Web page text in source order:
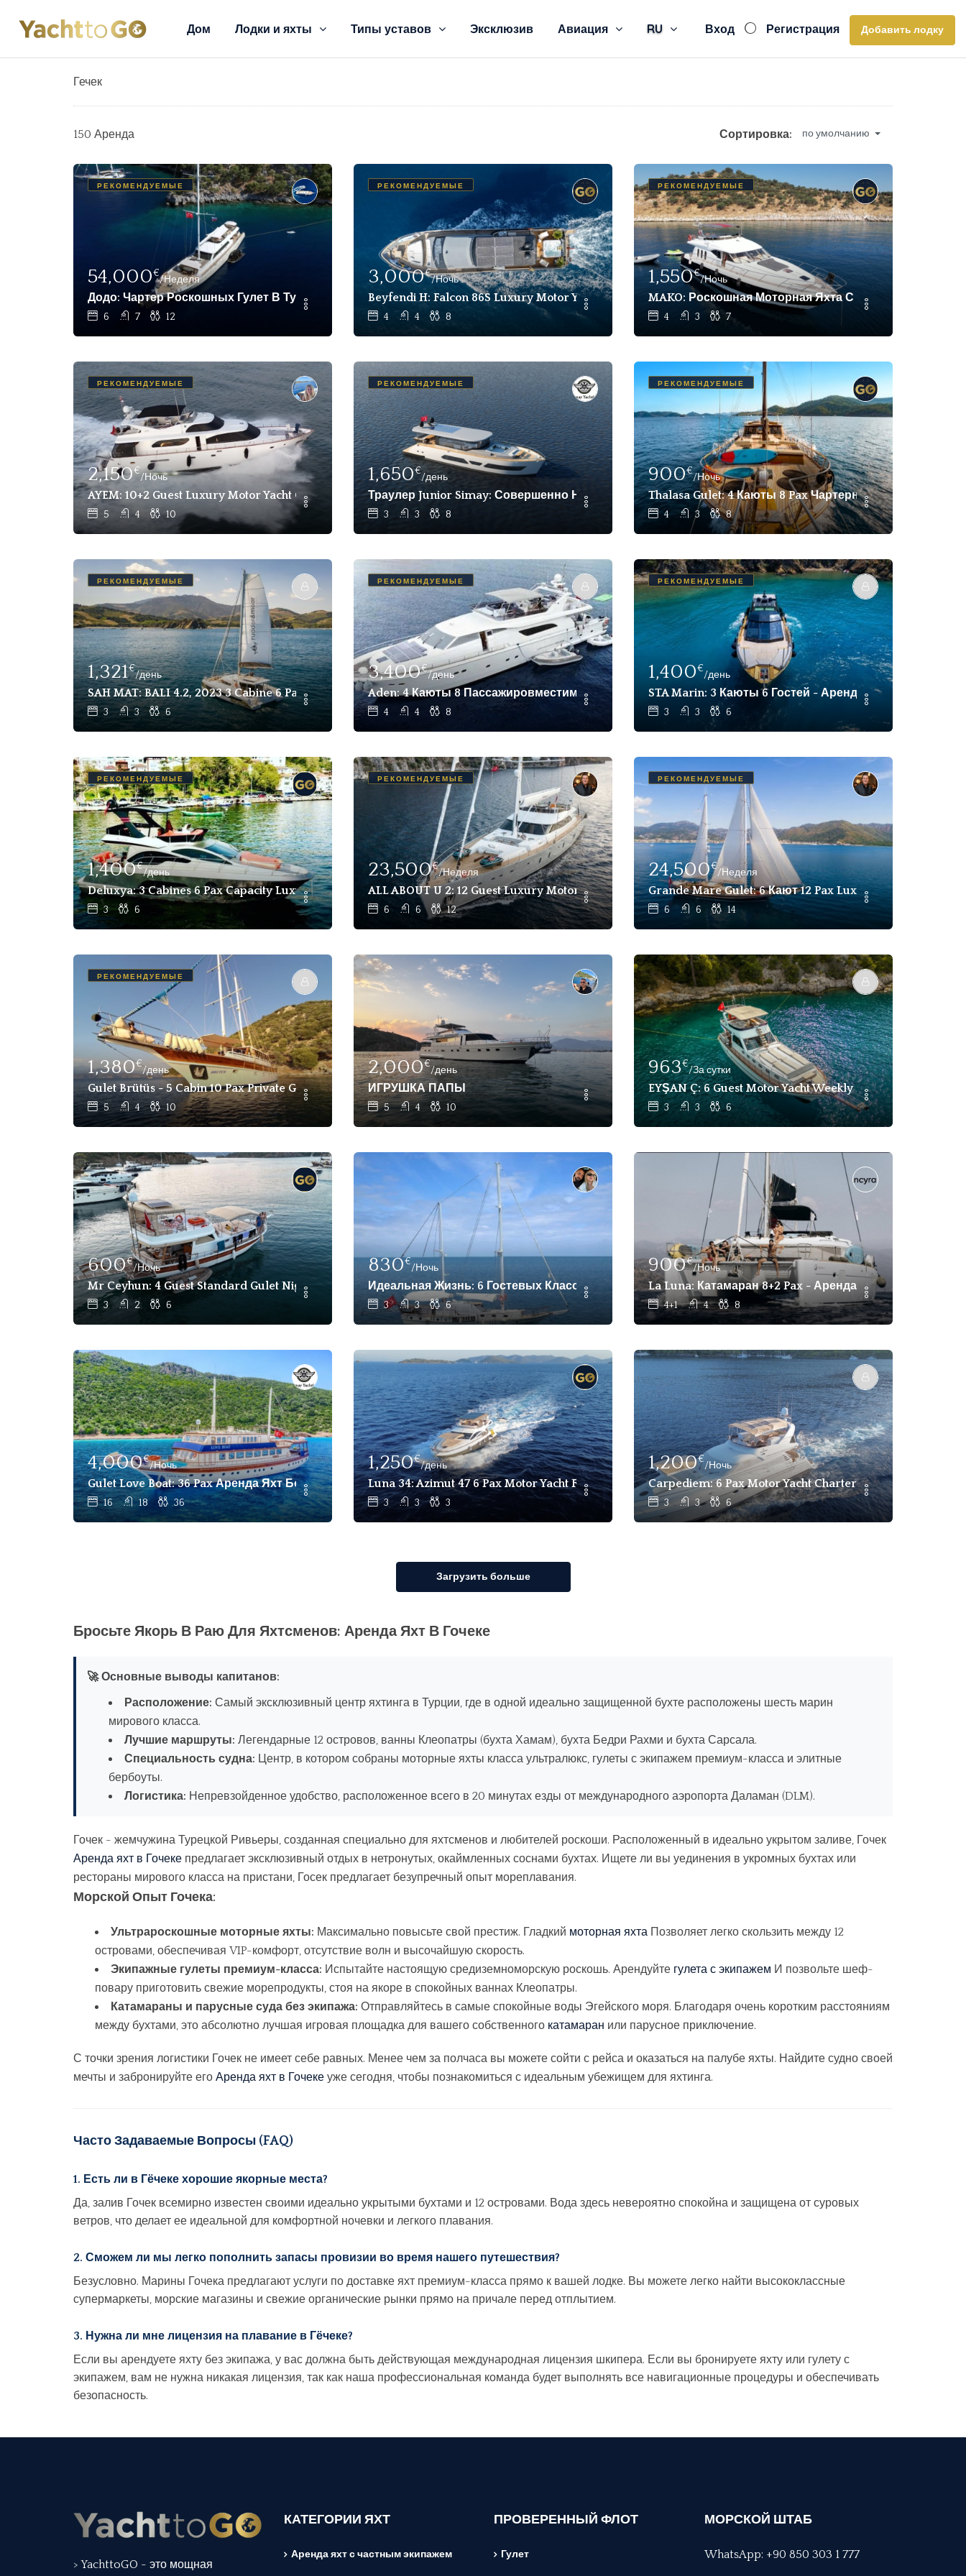
Дом Лодки и яхты Типы уставов Эксклюзив Авиация RU Вход Регистрация Добавить лодку
Гечек
150 Аренда Сортировка: по умолчанию
РЕКОМЕНДУЕМЫЕ
54,000€
/Неделя
Додо: Чартер Роскошных Гулет В Турции | 12 Чел. 6 Коттедж Фейтье, Бодрум
6 7 12
РЕКОМЕНДУЕМЫЕ
3,000€
/Ночь
Beyfendi H: Falcon 86S Luxury Motor Yacht В Аренду На Неделю С Экипажем Гёчек
4 4 8
РЕКОМЕНДУЕМЫЕ
1,550€
/Ночь
MAKO: Роскошная Моторная Яхта С Экипажем На 7
4 3 7
РЕКОМЕНДУЕМЫЕ
2,150€
/Ночь
AYEM: 10+2 Guest Luxury Motor Yacht Charter Gocek (All-Female Crew)
5 4 10
РЕКОМЕНДУЕМЫЕ
1,650€
/день
Траулер Junior Simay: Совершенно Новая 2024 Яхта Для Аренды В Фетхие И Гёчеке
3 3 8
РЕКОМЕНДУЕМЫЕ
900€
/Ночь
Thalasa Gulet: 4 Каюты 8 Pax Чартерная Яхта Гёчек,
4 3 8
РЕКОМЕНДУЕМЫЕ
1,321€
/день
SAH MAT: BALI 4.2, 2023 3 Cabine 6 Pax Private Catamaran В Аренду В Gocek, Fethiye
3 3 6
РЕКОМЕНДУЕМЫЕ
3,400€
/день
Aden: 4 Каюты 8 Пассажировместимость Роскошная Моторная Яхта Чартер Бодрум
4 4 8
РЕКОМЕНДУЕМЫЕ
1,400€
/день
STA Marin: 3 Каюты 6 Гостей - Аренда Моторной Яхты
3 3 6
РЕКОМЕНДУЕМЫЕ
1,400€
/день
Deluxya: 3 Cabines 6 Pax Capacity Luxury Motor Yacht For Charter
3 6
РЕКОМЕНДУЕМЫЕ
23,500€
/Неделя
ALL ABOUT U 2: 12 Guest Luxury Motor Sailer Weekly Charter Marmaris
6 6 12
РЕКОМЕНДУЕМЫЕ
24,500€
/Неделя
Grande Mare Gulet: 6 Кают 12 Pax Luxury Gulet Charter
6 6 14
РЕКОМЕНДУЕМЫЕ
1,380€
/день
Gulet Brütüs - 5 Cabin 10 Pax Private Gulet For Charter - Fethiye, Göcek
5 4 10
2,000€
/день
ИГРУШКА ПАПЫ
5 4 10
963€
/За сутки
EYŞAN Ç: 6 Guest Motor Yacht Weekly Fethiye
3 3 6
600€
/Ночь
Mr Ceyhun: 4 Guest Standard Gulet Nightly Charter In Göcek
3 2 6
830€
/Ночь
Идеальная Жизнь: 6 Гостевых Классических Гулет В Чартере В Гочеке
3 3 6
900€
/Ночь
La Luna: Катамаран 8+2 Pax - Аренда Без Экипажа В
4+1 4 8
4,000€
/Ночь
Gulet Love Boat: 36 Pax Аренда Яхт Бодрум, Мармарис - Турция
16 18 36
1,250€
/день
Luna 34: Azimut 47 6 Pax Motor Yacht For Charter Gocek, Marmaris
3 3 3
1,200€
/Ночь
Carpediem: 6 Pax Motor Yacht Charter Gocek
3 3 6
Загрузить больше
Бросьте Якорь В Раю Для Яхтсменов: Аренда Яхт В Гочеке
🚀 Основные выводы капитанов:
Расположение: Самый эксклюзивный центр яхтинга в Турции, где в одной идеально защищенной бухте расположены шесть марин
мирового класса.
Лучшие маршруты: Легендарные 12 островов, ванны Клеопатры (бухта Хамам), бухта Бедри Рахми и бухта Сарсала.
Специальность судна: Центр, в котором собраны моторные яхты класса ультралюкс, гулеты с экипажем премиум-класса и элитные
бербоуты.
Логистика: Непревзойденное удобство, расположенное всего в 20 минутах езды от международного аэропорта Даламан (DLM).
Гочек - жемчужина Турецкой Ривьеры, созданная специально для яхтсменов и любителей роскоши. Расположенный в идеально укрытом заливе, Гочек
Аренда яхт в Гочеке предлагает эксклюзивный отдых в нетронутых, окаймленных соснами бухтах. Ищете ли вы уединения в укромных бухтах или
рестораны мирового класса на пристани, Госек предлагает безупречный опыт мореплавания.
Морской Опыт Гочека:
Ультрароскошные моторные яхты: Максимально повысьте свой престиж. Гладкий моторная яхта Позволяет легко скользить между 12
островами, обеспечивая VIP-комфорт, отсутствие волн и высочайшую скорость.
Экипажные гулеты премиум-класса: Испытайте настоящую средиземноморскую роскошь. Арендуйте гулета с экипажем И позвольте шеф-
повару приготовить свежие морепродукты, стоя на якоре в спокойных ваннах Клеопатры.
Катамараны и парусные суда без экипажа: Отправляйтесь в самые спокойные воды Эгейского моря. Благодаря очень коротким расстояниям
между бухтами, это абсолютно лучшая игровая площадка для вашего собственного катамаран или парусное приключение.
С точки зрения логистики Гочек не имеет себе равных. Менее чем за полчаса вы можете сойти с рейса и оказаться на палубе яхты. Найдите судно своей
мечты и забронируйте его Аренда яхт в Гочеке уже сегодня, чтобы познакомиться с идеальным убежищем для яхтинга.
Часто Задаваемые Вопросы (FAQ)
1. Есть ли в Гёчеке хорошие якорные места?
Да, залив Гочек всемирно известен своими идеально укрытыми бухтами и 12 островами. Вода здесь невероятно спокойна и защищена от суровых
ветров, что делает ее идеальной для комфортной ночевки и легкого плавания.
2. Сможем ли мы легко пополнить запасы провизии во время нашего путешествия?
Безусловно. Марины Гочека предлагают услуги по доставке яхт премиум-класса прямо к вашей лодке. Вы можете легко найти высококлассные
супермаркеты, морские магазины и свежие органические рынки прямо на причале перед отплытием.
3. Нужна ли мне лицензия на плавание в Гёчеке?
Если вы арендуете яхту без экипажа, у вас должна быть действующая международная лицензия шкипера. Если вы бронируете яхту или гулету с
экипажем, вам не нужна никакая лицензия, так как наша профессиональная команда будет выполнять все навигационные процедуры и обеспечивать
безопасность.
> YachttoGO - это мощная
КАТЕГОРИИ ЯХТ
Аренда яхт с частным экипажем
ПРОВЕРЕННЫЙ ФЛОТ
Гулет
МОРСКОЙ ШТАБ
WhatsApp: +90 850 303 1 777